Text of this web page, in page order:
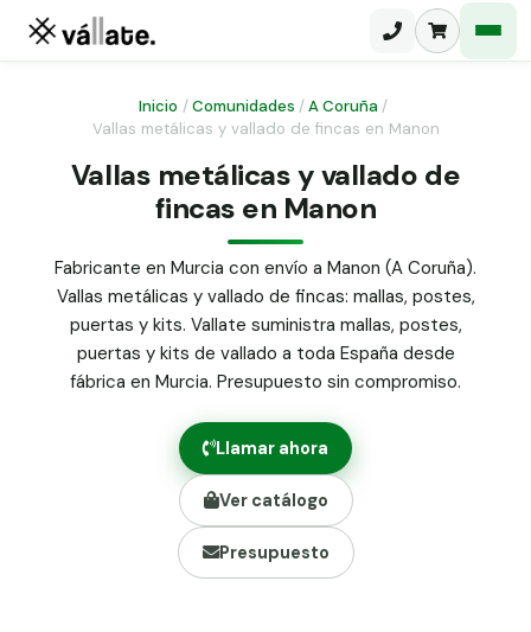
Malla ganadera
Malla simple torsión
Malla triple torsión
Panel malla H.
Puerta abatible dos hojas
Puerta acceso peatonal
Poste malla Hércules
Poste malla simple torsión
Alambre de espino galvanizado
Alambre liso galvanizado
Malla ocultación 70 g/m² verde
Abrazadera PVC malla H.
Grapa malla H.
Inicio /Comunidades /A Coruña /
Vallas metálicas y vallado de fincas en Manon
Vallas metálicas y vallado de
fincas en Manon
Fabricante en Murcia con envío a Manon (A Coruña).
Vallas metálicas y vallado de fincas: mallas, postes,
puertas y kits. Vallate suministra mallas, postes,
puertas y kits de vallado a toda España desde
fábrica en Murcia. Presupuesto sin compromiso.
Llamar ahora
Ver catálogo
Presupuesto